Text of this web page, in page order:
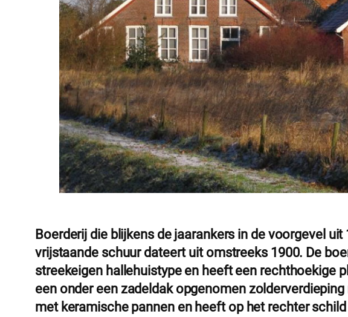
Boerderij die blijkens de jaarankers in de voorgevel
vrijstaande schuur dateert uit omstreeks 1900. De
streekeigen hallehuistype en heeft een rechthoekige
een onder een zadeldak opgenomen
met keramische pannen en heeft op het rechter